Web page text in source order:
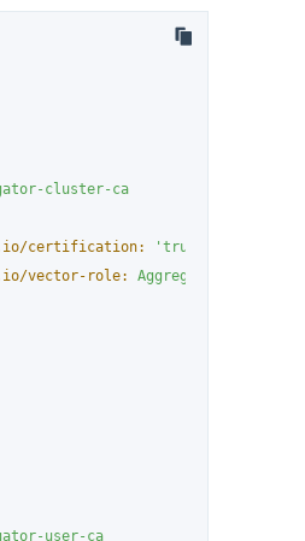
cluster-ca
certification:
'true'
vector-role:
Aggregator
user-ca